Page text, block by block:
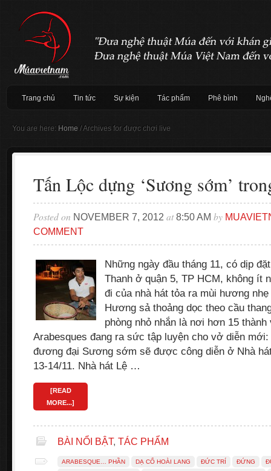
Trang chủ Tin tức Sự kiện Tác phẩm Phê bình
You are here: Home /Archives for được chơi live
Tấn Lộc dựng ‘Sương sớm’
Posted on NOVEMBER 7, 2012 at8:50 AM by
COMMENT
Những ngày đầu tháng 11, có dịp
Thanh ở quận 5, TP HCM, không ít
đi của nhà hát tỏa ra mùi hương
Hương sả thoảng dọc theo cầu
phòng nhỏ nhắn là nơi hơn 15 thành
Arabesques đang ra sức tập luyện cho vở diễn
đương đại Sương sớm sẽ được công diễn ở Nhà
13-14/11. Nhà hát Lệ …
[READ
MORE...]
BÀI NỔI BẬT, TÁC PHẨM
ARABESQUE… PHẦN DẠ CỔ HOÀI LANG ĐỨC TRÍ ĐỨNG